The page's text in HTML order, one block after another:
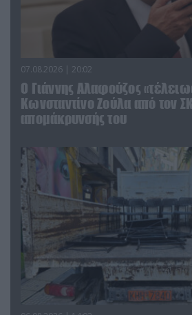
07.08.2026 | 20:02
Ο Γιάννης Αλαφούζος
Κωνσταντίνο Ζούλα από τον
απομάκρυνσής του